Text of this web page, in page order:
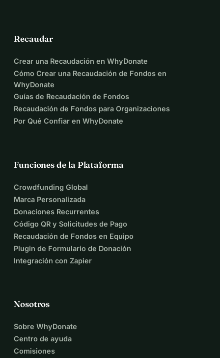
Recaudar
Crear una Recaudación en WhyDonate
Cómo Crear una Recaudación de Fondos en
WhyDonate
Guías de Recaudación de Fondos
Recaudación de Fondos para Organizaciones
Por Qué Confiar en WhyDonate
Funciones de la Plataforma
Crowdfunding Global
Marca Personalizada
Donaciones Recurrentes
Código QR y Solicitudes de Pago
Recaudación de Fondos en Equipo
Plugin de Formulario de Donación
Integración con Zapier
Nosotros
Sobre WhyDonate
Centro de ayuda
Comisiones